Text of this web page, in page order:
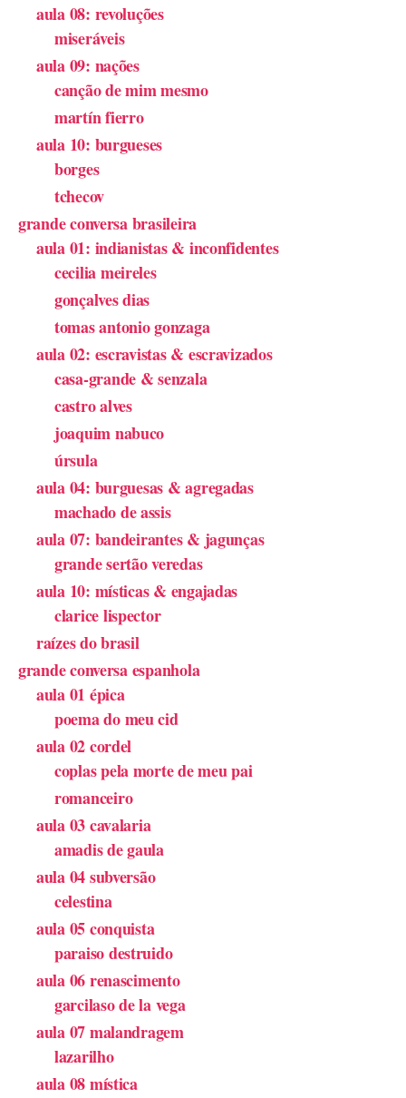
aula 08: revoluções
miseráveis
aula 09: nações
canção de mim mesmo
martín fierro
aula 10: burgueses
borges
tchecov
grande conversa brasileira
aula 01: indianistas & inconfidentes
cecilia meireles
gonçalves dias
tomas antonio gonzaga
aula 02: escravistas & escravizados
casa-grande & senzala
castro alves
joaquim nabuco
úrsula
aula 04: burguesas & agregadas
machado de assis
aula 07: bandeirantes & jagunças
grande sertão veredas
aula 10: místicas & engajadas
clarice lispector
raízes do brasil
grande conversa espanhola
aula 01 épica
poema do meu cid
aula 02 cordel
coplas pela morte de meu pai
romanceiro
aula 03 cavalaria
amadis de gaula
aula 04 subversão
celestina
aula 05 conquista
paraiso destruido
aula 06 renascimento
garcilaso de la vega
aula 07 malandragem
lazarilho
aula 08 mística